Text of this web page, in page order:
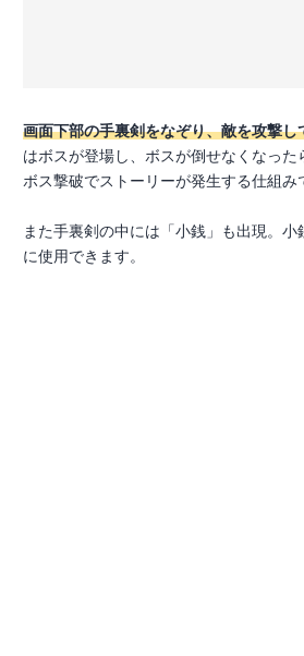
画面下部の手裏剣をなぞり、敵を攻撃し
はボスが登場し、ボスが倒せなくなっ
ボス撃破でストーリーが発生する仕組み
また手裏剣の中には「小銭」も出現。
に使用できます。